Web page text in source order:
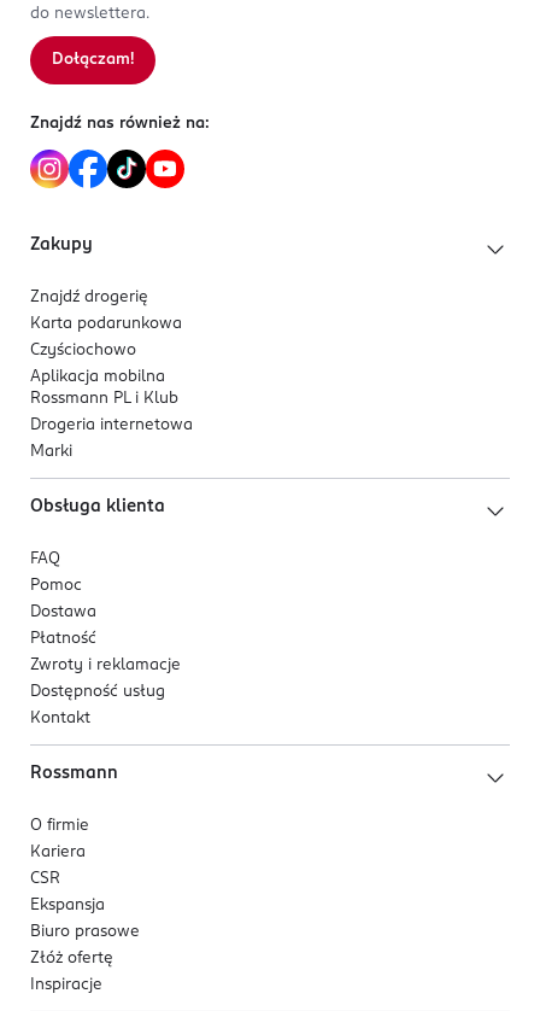
do newslettera.
Dołączam!
Znajdź nas również na:
Zakupy
Znajdź drogerię
Karta podarunkowa
Czyściochowo
Aplikacja mobilna
Rossmann PL i Klub
Drogeria internetowa
Marki
Obsługa klienta
FAQ
Pomoc
Dostawa
Płatność
Zwroty i reklamacje
Dostępność usług
Kontakt
Rossmann
O firmie
Kariera
CSR
Ekspansja
Biuro prasowe
Złóż ofertę
Inspiracje